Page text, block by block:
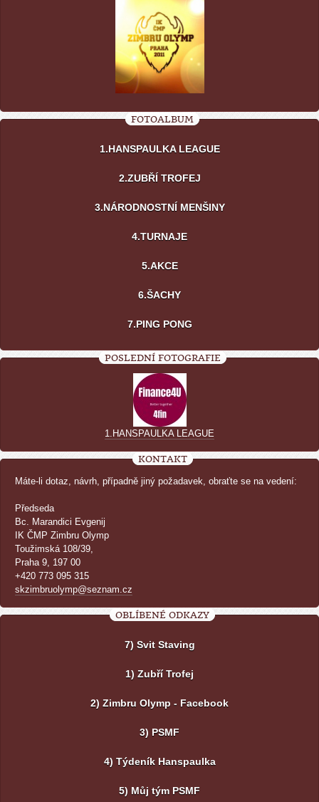
FOTOALBUM
1.HANSPAULKA LEAGUE
2.ZUBŘÍ TROFEJ
3.NÁRODNOSTNÍ MENŠINY
4.TURNAJE
5.AKCE
6.ŠACHY
7.PING PONG
POSLEDNÍ FOTOGRAFIE
1.HANSPAULKA LEAGUE
KONTAKT
Máte-li dotaz, návrh, případně jiný požadavek, obraťte se na vedení:
Předseda
Bc. Marandici Evgenij
IK ČMP Zimbru Olymp
Toužimská 108/39,
Praha 9, 197 00
+420 773 095 315
skzimbruolymp@seznam.cz
OBLÍBENÉ ODKAZY
7) Svit Staving
1) Zubří Trofej
2) Zimbru Olymp - Facebook
3) PSMF
4) Týdeník Hanspaulka
5) Můj tým PSMF